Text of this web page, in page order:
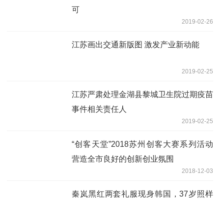
可
2019-02-26
江苏画出交通新版图 激发产业新动能
2019-02-25
江苏严肃处理金湖县黎城卫生院过期疫苗
事件相关责任人
2019-02-25
“创客天堂”2018苏州创客大赛系列活动
营造全市良好的创新创业氛围
2018-12-03
秦岚黑红两套礼服现身韩国，37岁照样